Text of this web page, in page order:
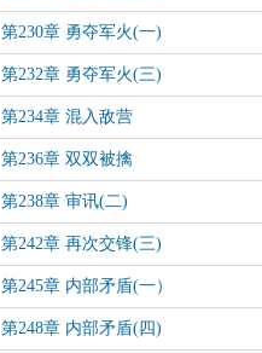
第230章 勇夺军火(一)
第232章 勇夺军火(三)
第234章 混入敌营
第236章 双双被擒
第238章 审讯(二)
第242章 再次交锋(三)
第245章 内部矛盾(一）
第248章 内部矛盾(四)